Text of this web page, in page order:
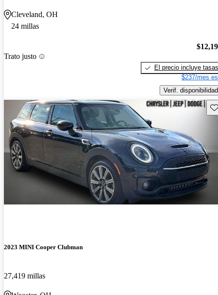
Cleveland, OH
24 millas
Trato justo
El precio incluye tasas
$237/mes
Verif. disponibilidad
2023 MINI Cooper Clubman
27,419 millas